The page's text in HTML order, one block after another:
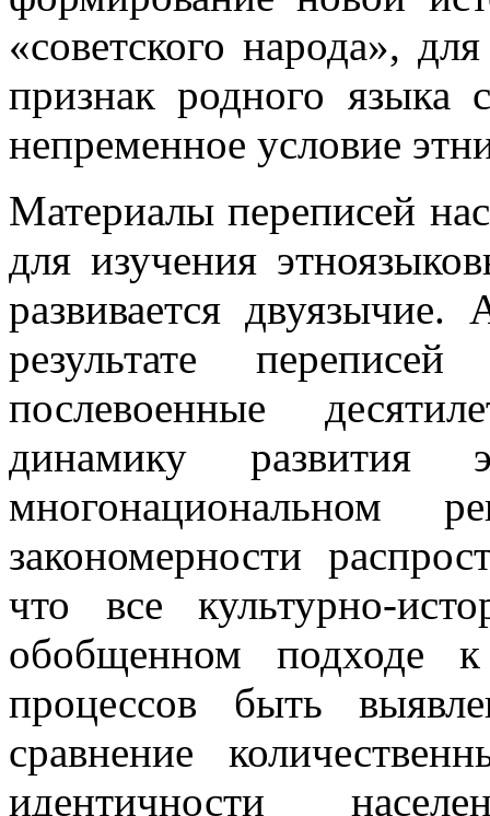
«советского народа»,
признак родного языка
непременное условие
Материалы переписей
для изучения
развивается
результате
послевоенные
динамику развития
многонациональном
закономерности
что все культурно-
обобщенном подходе к
процессов быть
сравнение
идентичности